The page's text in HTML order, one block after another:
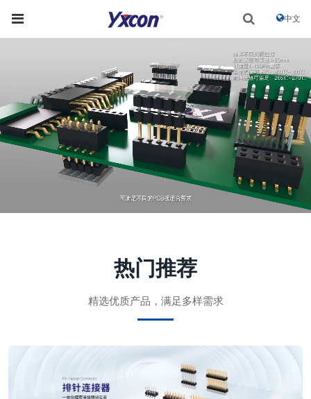
中文
热门推荐
精选优质产品，满足多样需求